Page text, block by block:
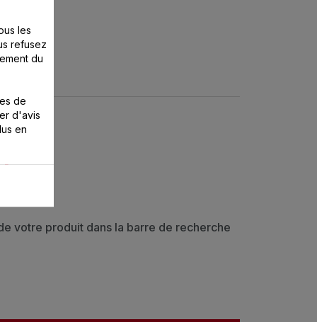
votre produit dans la barre de recherche
les
refusez
du
de
d'avis
en